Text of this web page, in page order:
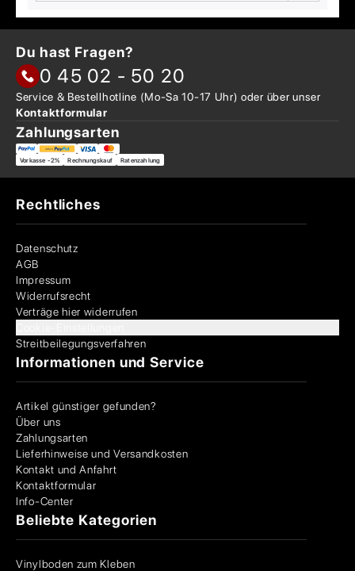
Du hast Fragen?
0 45 02 - 50 20
Service & Bestellhotline (Mo-Sa 10-17 Uhr) oder überunser
Kontaktformular
Zahlungsarten
Vorkasse -2% Rechnungskauf Ratenzahlung
Rechtliches
Datenschutz
AGB
Impressum
Widerrufsrecht
Verträge hier widerrufen
Streitbeilegungsverfahren
Informationen und Service
Artikel günstiger gefunden?
Über uns
Zahlungsarten
Lieferhinweise und Versandkosten
Kontakt und Anfahrt
Kontaktformular
Info-Center
Beliebte Kategorien
Vinylboden zum Kleben